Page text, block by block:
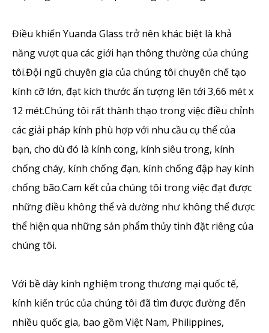
Điều khiến Yuanda Glass trở nên khác biệt là khả
năng vượt qua các giới hạn thông thường của chúng
tôi.Đội ngũ chuyên gia của chúng tôi chuyên chế tạo
kính cỡ lớn, đạt kích thước ấn tượng lên tới 3,66 mét x
12 mét.Chúng tôi rất thành thạo trong việc điều chỉnh
các giải pháp kính phù hợp với nhu cầu cụ thể của
bạn, cho dù đó là kính cong, kính siêu trong, kính
chống cháy, kính chống đạn, kính chống đập hay kính
chống bão.Cam kết của chúng tôi trong việc đạt được
những điều không thể và dường như không thể được
thể hiện qua những sản phẩm thủy tinh đặt riêng của
chúng tôi.
Với bề dày kinh nghiệm trong thương mại quốc tế,
kính kiến ​​trúc của chúng tôi đã tìm được đường đến
nhiều quốc gia, bao gồm Việt Nam, Philippines,